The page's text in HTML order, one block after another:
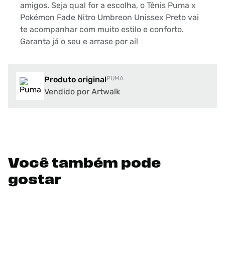
amigos. Seja qual for a escolha, o Tênis Puma x
Pokémon Fade Nitro Umbreon Unissex Preto vai
te acompanhar com muito estilo e conforto.
Garanta já o seu e arrase por aí!
Produto originalPUMA
Vendido por Artwalk
Você também pode
gostar